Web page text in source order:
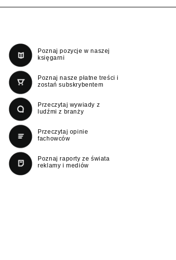
Poznaj pozycje w naszej
księgarni
Poznaj nasze płatne treści i
zostań subskrybentem
Przeczytaj wywiady z
ludźmi z branży
Przeczytaj opinie
fachowców
Poznaj raporty ze świata
reklamy i mediów